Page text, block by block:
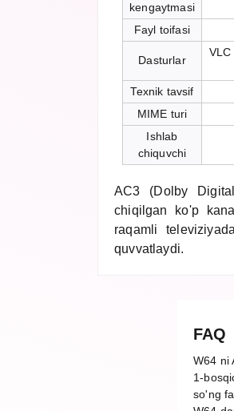
kengaytmasi
Fayl toifasi
Dasturlar
Texnik tavsif
MIME turi
Ishlab
chiquvchi
AC3 (Dolby
chiqilgan ko'p
raqamli
quvvatlaydi.
FAQ
W64 ni
1-
so'ng